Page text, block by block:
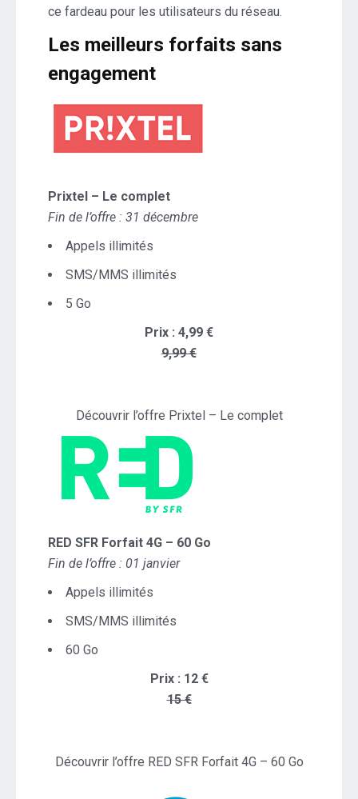
ce fardeau pour les utilisateurs du réseau.
Les meilleurs forfaits sans
engagement
Prixtel – Le complet
Fin de l’offre : 31 décembre
Appels illimités
SMS/MMS illimités
5 Go
Prix : 4,99 €
9,99 €
Découvrir l’offre Prixtel – Le complet
RED SFR Forfait 4G – 60 Go
Fin de l’offre : 01 janvier
Appels illimités
SMS/MMS illimités
60 Go
Prix : 12 €
15 €
Découvrir l’offre RED SFR Forfait 4G – 60 Go